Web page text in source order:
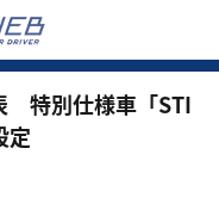
特別仕様車「STI
定